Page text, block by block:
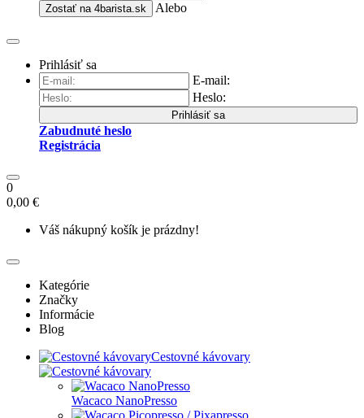
Zostať na 4barista.sk Alebo
Prihlásiť sa
E-mail:
Heslo:
Prihlásiť sa
Zabudnuté heslo
Registrácia
0
0,00 €
Váš nákupný košík je prázdny!
Kategórie
Značky
Informácie
Blog
Cestovné kávovary
Wacaco NanoPresso